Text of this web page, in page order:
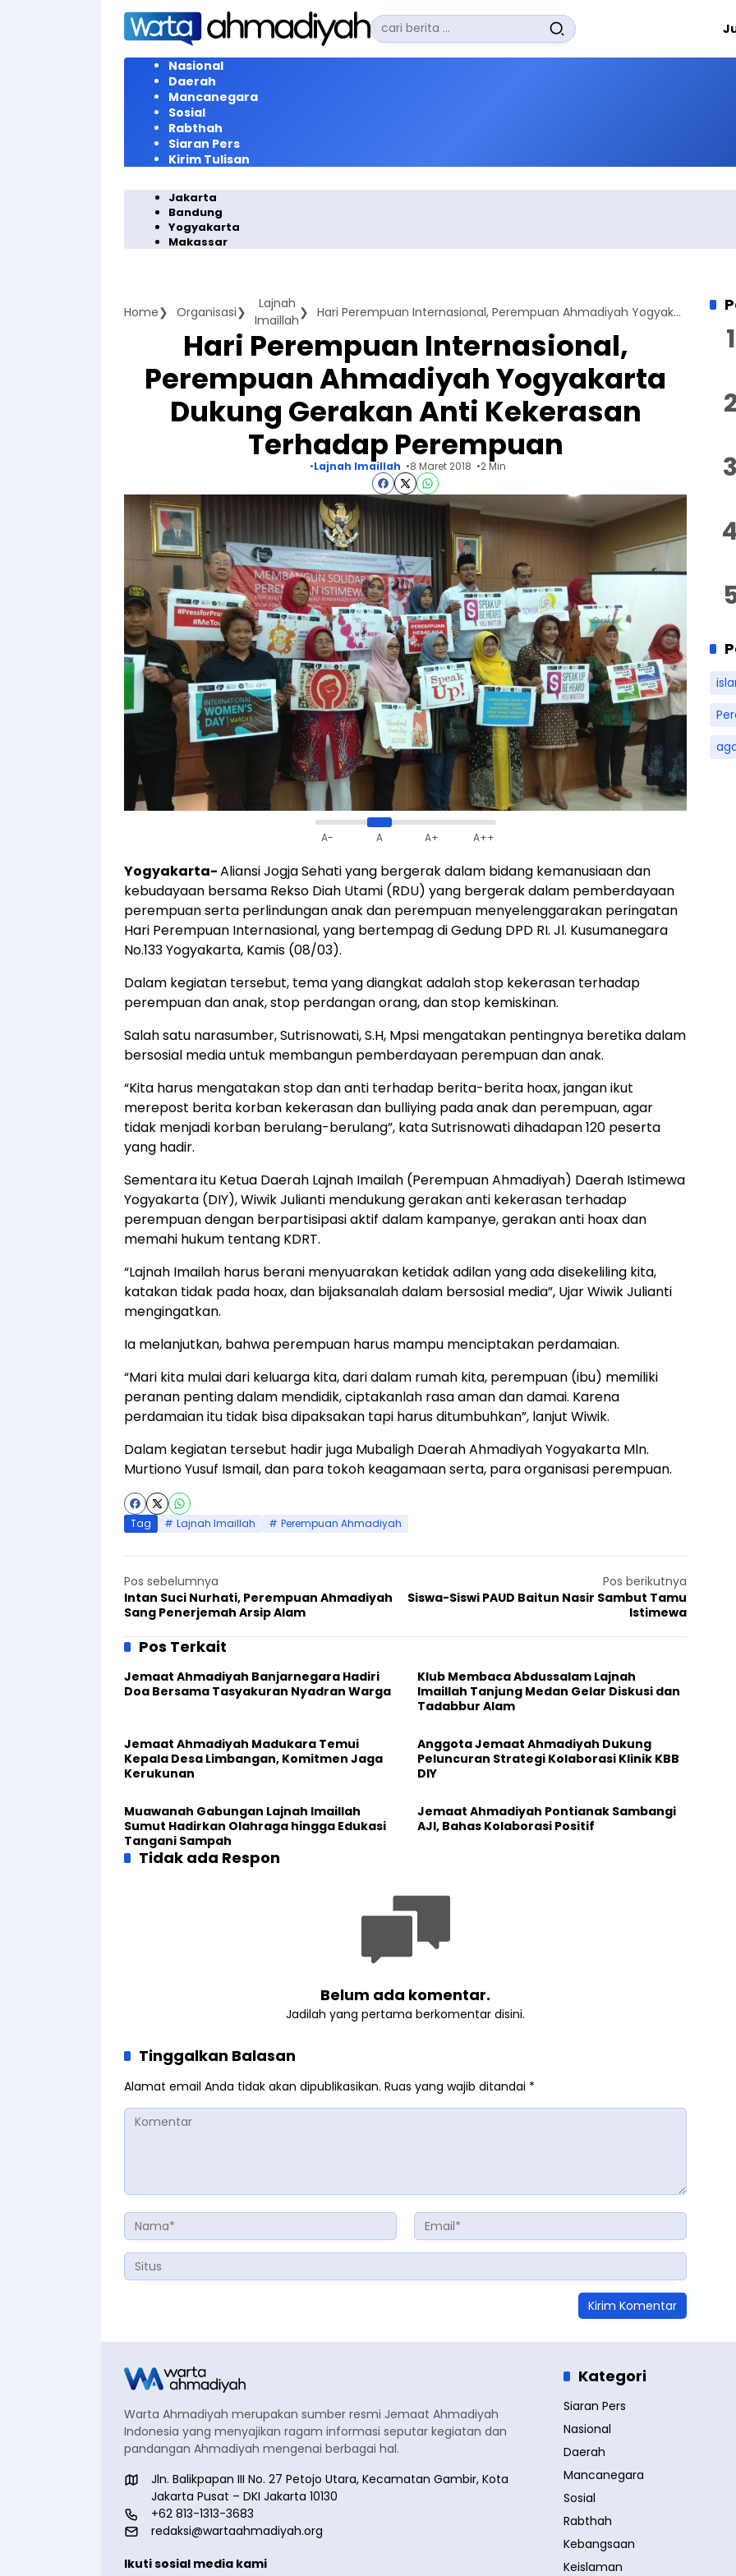
Langsung
konten
Pencarian
untuk:
Nasional
Daerah
Mancanegara
Sosial
Rabthah
Siaran Pers
Kirim Tulisan
Jakarta
Bandung
Yogyakarta
Makassar
Home Organisasi
Lajnah
Imaillah
Hari Perempuan Internasional, Perempuan Ahmadiyah Yogyakarta Dukung Gerakan Anti Kekerasan Terhadap Perempuan
Hari Perempuan Internasional,
Perempuan Ahmadiyah Yogyakarta
Dukung Gerakan Anti Kekerasan
Terhadap Perempuan
Lajnah Imaillah 8 Maret 2018 2 Min
A- A A+ A++
Yogyakarta-Aliansi Jogja Sehati yang bergerak dalam bidang kemanusiaan dan
kebudayaan bersama Rekso Diah Utami (RDU) yang bergerak dalam pemberdayaan
perempuan serta perlindungan anak dan perempuan menyelenggarakan peringatan
Hari Perempuan Internasional, yang bertempag di Gedung DPD RI. Jl. Kusumanegara
No.133 Yogyakarta, Kamis (08/03).
Dalam kegiatan tersebut, tema yang diangkat adalah stop kekerasan terhadap
perempuan dan anak, stop perdangan orang, dan stop kemiskinan.
Salah satu narasumber, Sutrisnowati, S.H, Mpsi mengatakan pentingnya beretika dalam
bersosial media untuk membangun pemberdayaan perempuan dan anak.
“Kita harus mengatakan stop dan anti terhadap berita-berita hoax, jangan ikut
merepost berita korban kekerasan dan bulliying pada anak dan perempuan, agar
tidak menjadi korban berulang-berulang”, kata Sutrisnowati dihadapan 120 peserta
yang hadir.
Sementara itu Ketua Daerah Lajnah Imailah (Perempuan Ahmadiyah) Daerah Istimewa
Yogyakarta (DIY), Wiwik Julianti mendukung gerakan anti kekerasan terhadap
perempuan dengan berpartisipasi aktif dalam kampanye, gerakan anti hoax dan
memahi hukum tentang KDRT.
“Lajnah Imailah harus berani menyuarakan ketidak adilan yang ada disekeliling kita,
katakan tidak pada hoax, dan bijaksanalah dalam bersosial media”, Ujar Wiwik Julianti
mengingatkan.
Ia melanjutkan, bahwa perempuan harus mampu menciptakan perdamaian.
“Mari kita mulai dari keluarga kita, dari dalam rumah kita, perempuan (ibu) memiliki
peranan penting dalam mendidik, ciptakanlah rasa aman dan damai. Karena
perdamaian itu tidak bisa dipaksakan tapi harus ditumbuhkan”, lanjut Wiwik.
Dalam kegiatan tersebut hadir juga Mubaligh Daerah Ahmadiyah Yogyakarta Mln.
Murtiono Yusuf Ismail, dan para tokoh keagamaan serta, para organisasi perempuan.
Tag Lajnah Imaillah Perempuan Ahmadiyah
Pos sebelumnya
Intan Suci Nurhati, Perempuan Ahmadiyah
Sang Penerjemah Arsip Alam
Pos berikutnya
Siswa-Siswi PAUD Baitun Nasir Sambut Tamu
Istimewa
Pos Terkait
Jemaat Ahmadiyah Banjarnegara Hadiri
Doa Bersama Tasyakuran Nyadran Warga
Klub Membaca Abdussalam Lajnah
Imaillah Tanjung Medan Gelar Diskusi dan
Tadabbur Alam
Jemaat Ahmadiyah Madukara Temui
Kepala Desa Limbangan, Komitmen Jaga
Kerukunan
Anggota Jemaat Ahmadiyah Dukung
Peluncuran Strategi Kolaborasi Klinik KBB
DIY
Muawanah Gabungan Lajnah Imaillah
Sumut Hadirkan Olahraga hingga Edukasi
Tangani Sampah
Jemaat Ahmadiyah Pontianak Sambangi
AJI, Bahas Kolaborasi Positif
Tidak ada Respon
Belum ada komentar.
Jadilah yang pertama berkomentar disini.
Tinggalkan Balasan
Alamat email Anda tidak akan dipublikasikan. Ruas yang wajib ditandai *
Warta Ahmadiyah merupakan sumber resmi Jemaat Ahmadiyah
Indonesia yang menyajikan ragam informasi seputar kegiatan dan
pandangan Ahmadiyah mengenai berbagai hal.
Jln. Balikpapan III No. 27 Petojo Utara, Kecamatan Gambir, Kota
Jakarta Pusat – DKI Jakarta 10130
+62 813-1313-3683
redaksi@wartaahmadiyah.org
Ikuti sosial media kami
Kategori
Siaran Pers
Nasional
Daerah
Mancanegara
Sosial
Rabthah
Kebangsaan
Keislaman